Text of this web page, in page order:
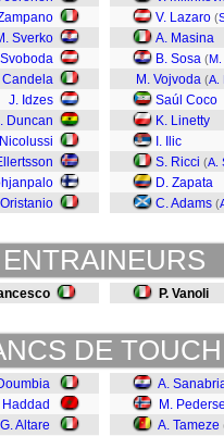
Sverko
Svoboda
Candela
J. Idzes
Duncan
V. Lazaro (
A. Masina
B. Sosa (M.
M. Vojvoda (A.
Saúl Coco
K. Linetty
I. Ilic
S. Ricci (A.
D. Zapata
C. Adams (
ENTRAINEURS
P. Vanoli
DE
G. Altare
A.
M.
A. Tameze